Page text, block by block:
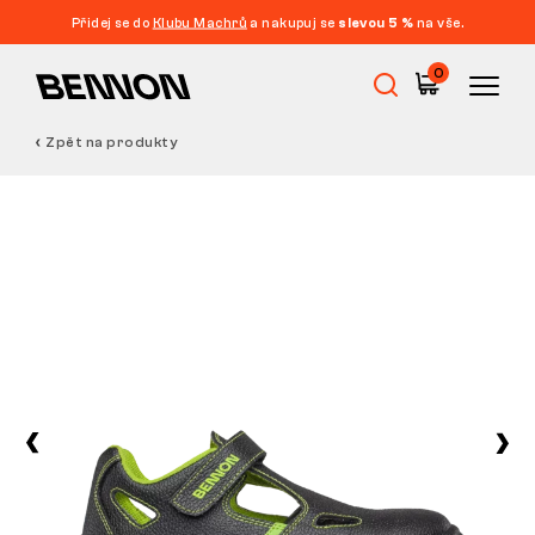
Přidej se do Klubu Machrů a nakupuj se slevou 5 % na vše.
0
Volnočasová obuv
Zpět na produkty